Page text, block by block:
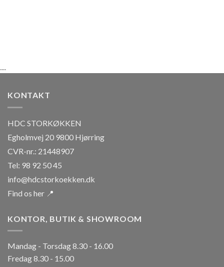
....
KONTAKT
HDC STORKØKKEN
Egholmvej 20 9800 Hjørring
CVR-nr.: 21448907
Tel: 98 92 50 45
info@hdcstorkoekken.dk
Find os her 📍
KONTOR, BUTIK & SHOWROOM
Mandag - Torsdag 8.30 - 16.00
Fredag 8.30 - 15.00